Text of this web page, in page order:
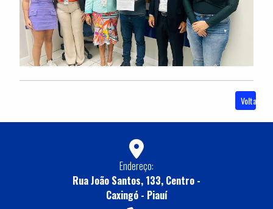
Voltar
Endereço:
Rua João Santos, 133, Centro -
Caxingó - Piauí